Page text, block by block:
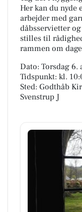
Her kan du nyde
arbejder med
dåbsservietter
stilles til
rammen om
Dato: Torsdag 6.
Tidspunkt: kl.
Sted: Godthåb
Svenstrup J